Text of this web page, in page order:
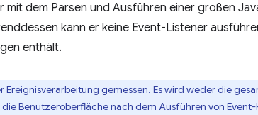
dem Parsen und Ausführen einer großen
kann er keine Event-Listener
enthält.
Ereignisverarbeitung gemessen. Es wird weder die
Benutzeroberfläche nach dem Ausführen von